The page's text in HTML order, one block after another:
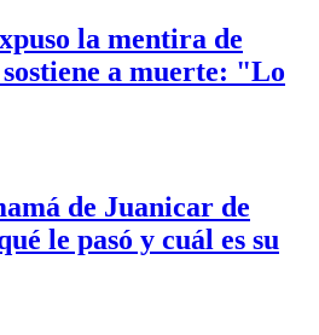
la mentira de
a muerte: "Lo
de Juanicar de
le pasó y cuál es su